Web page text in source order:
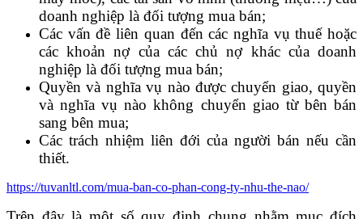
doanh nghiệp là đối tượng mua bán;
Các vấn đề liên quan đến các nghĩa vụ thuế hoặc
các khoản nợ của các chủ nợ khác của doanh
nghiệp là đối tượng mua bán;
Quyền và nghĩa vụ nào được chuyển giao, quyền
và nghĩa vụ nào không chuyển giao từ bên bán
sang bên mua;
Các trách nhiệm liên đới của người bán nếu cần
thiết.
https://tuvanltl.com/mua-ban-co-phan-cong-ty-nhu-the-nao/